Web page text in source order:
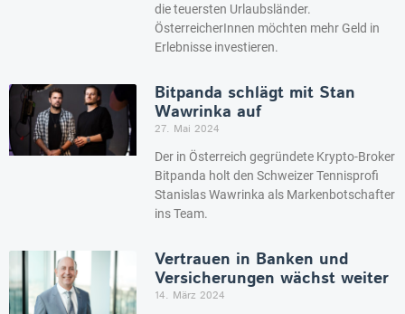
die teuersten Urlaubsländer.
ÖsterreicherInnen möchten mehr Geld in
Erlebnisse investieren.
Bitpanda schlägt mit Stan
Wawrinka auf
27. Mai 2024
Der in Österreich gegründete Krypto-Broker
Bitpanda holt den Schweizer Tennisprofi
Stanislas Wawrinka als Markenbotschafter
ins Team.
Vertrauen in Banken und
Versicherungen wächst weiter
14. März 2024